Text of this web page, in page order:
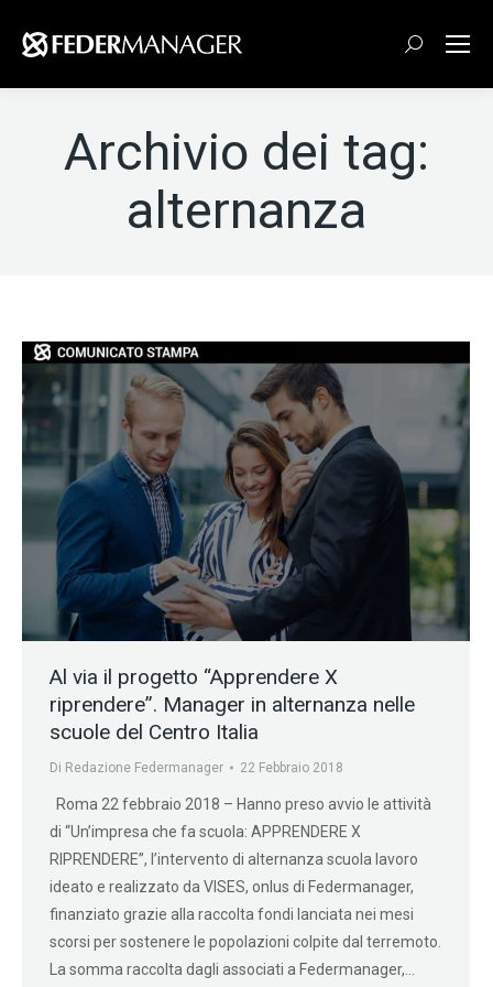
Cerca:
Archivio dei tag:
alternanza
Al via il progetto “Apprendere X
riprendere”. Manager in alternanza nelle
scuole del Centro Italia
Di Redazione Federmanager 22 Febbraio 2018
Roma 22 febbraio 2018 – Hanno preso avvio le attività
di “Un’impresa che fa scuola: APPRENDERE X
RIPRENDERE”, l’intervento di alternanza scuola lavoro
ideato e realizzato da VISES, onlus di Federmanager,
finanziato grazie alla raccolta fondi lanciata nei mesi
scorsi per sostenere le popolazioni colpite dal terremoto.
La somma raccolta dagli associati a Federmanager,…